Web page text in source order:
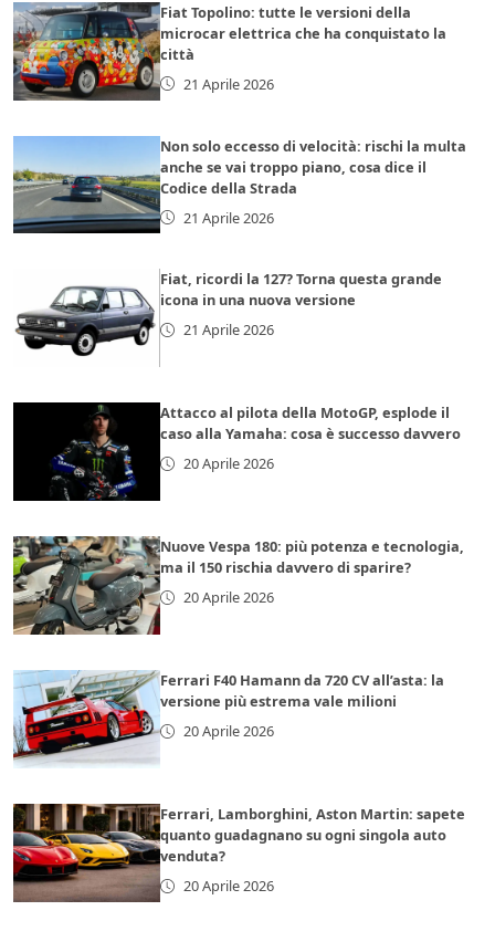
Fiat Topolino: tutte le versioni della
microcar elettrica che ha conquistato la
città
21 Aprile 2026
Non solo eccesso di velocità: rischi la multa
anche se vai troppo piano, cosa dice il
Codice della Strada
21 Aprile 2026
Fiat, ricordi la 127? Torna questa grande
icona in una nuova versione
21 Aprile 2026
Attacco al pilota della MotoGP, esplode il
caso alla Yamaha: cosa è successo davvero
20 Aprile 2026
Nuove Vespa 180: più potenza e tecnologia,
ma il 150 rischia davvero di sparire?
20 Aprile 2026
Ferrari F40 Hamann da 720 CV all’asta: la
versione più estrema vale milioni
20 Aprile 2026
Ferrari, Lamborghini, Aston Martin: sapete
quanto guadagnano su ogni singola auto
venduta?
20 Aprile 2026